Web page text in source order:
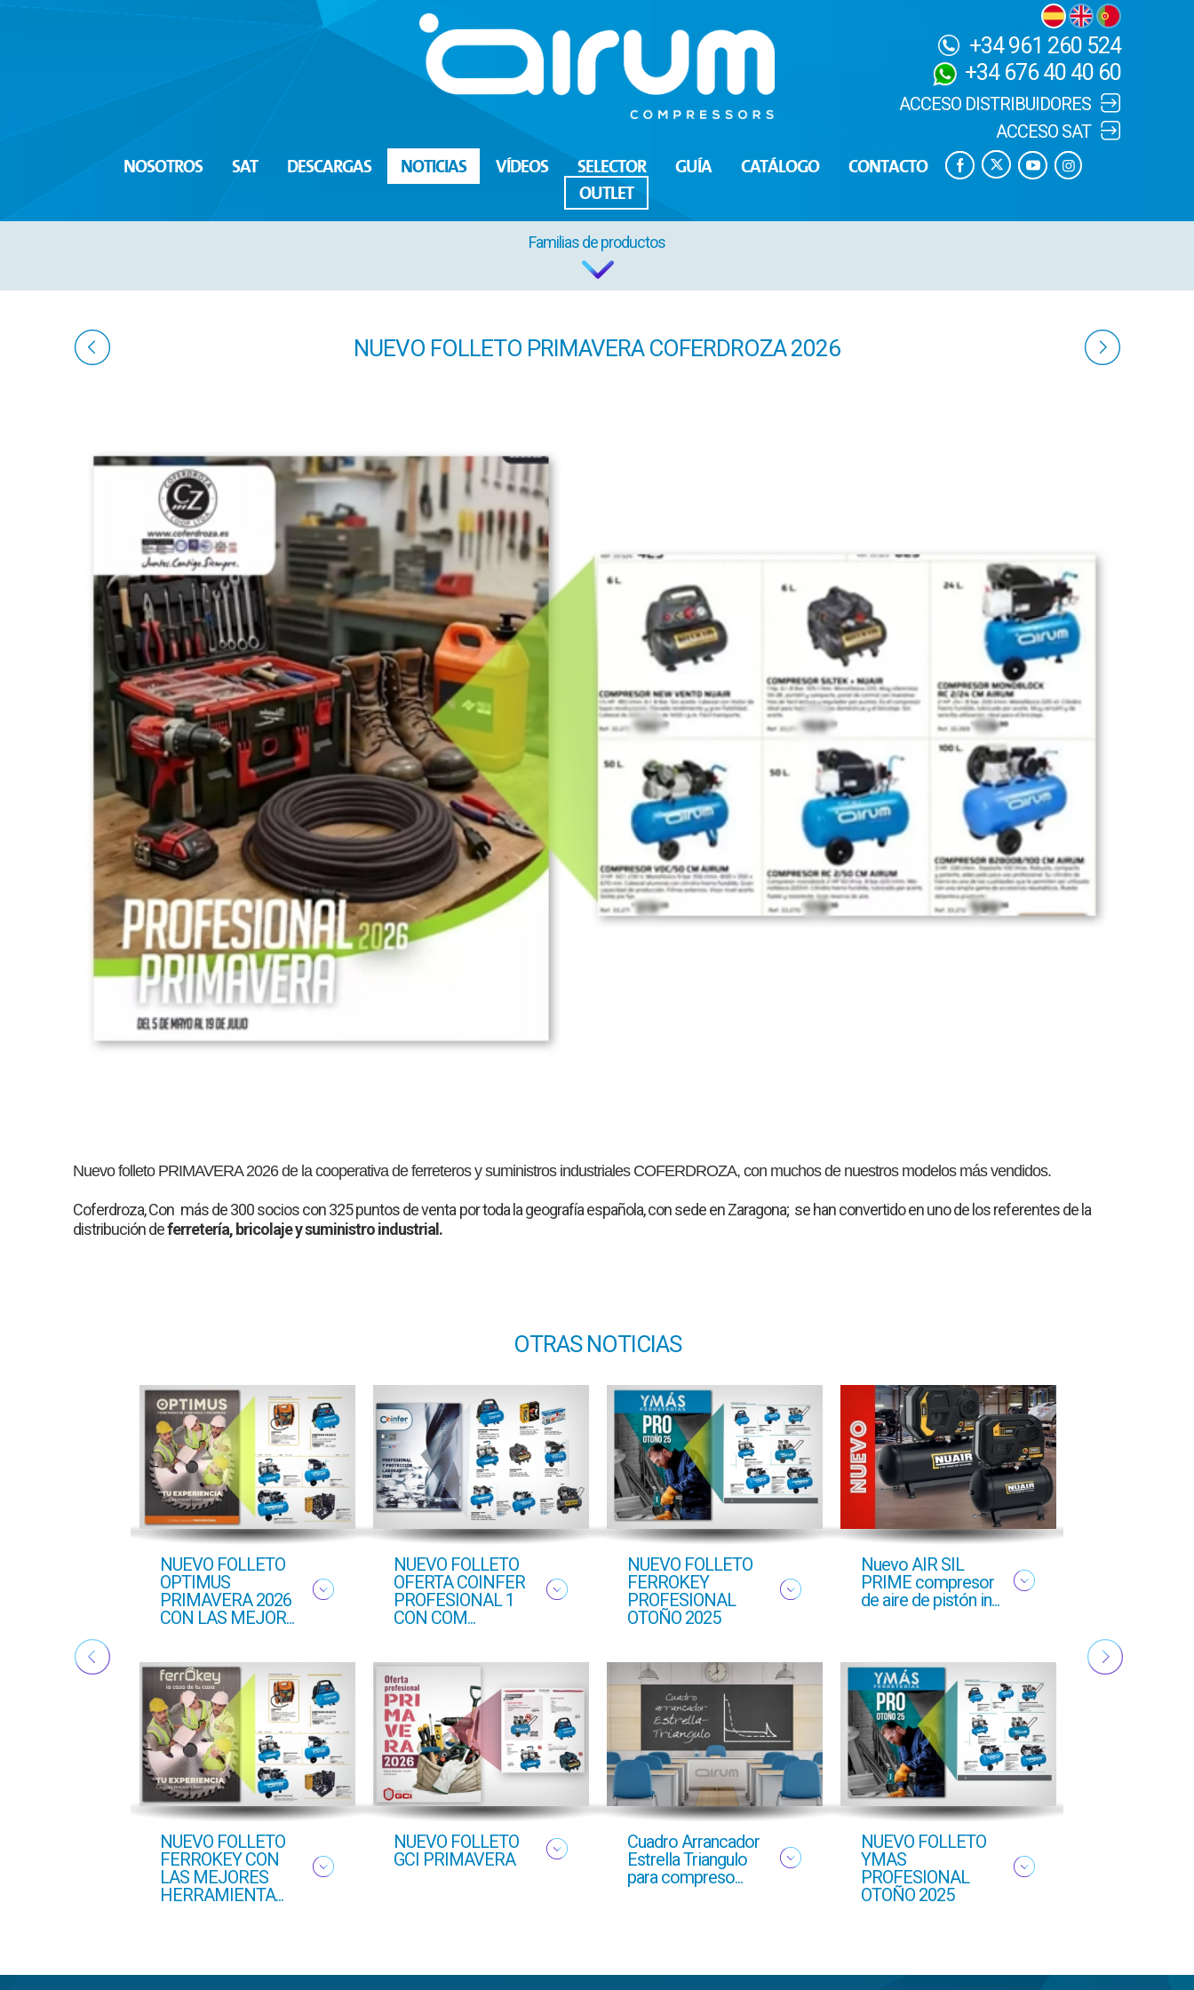
+34 961 260 524
+34 676 40 40 60
ACCESO DISTRIBUIDORES
ACCESO SAT
NOSOTROS SAT DESCARGAS NOTICIAS VÍDEOS SELECTOR GUÍA CATÁLOGO
CONTACTO
OUTLET
Familias de productos
NUEVO FOLLETO PRIMAVERA COFERDROZA 2026
Nuevo folleto PRIMAVERA 2026 de la cooperativa de ferreteros y suministros industriales COFERDROZA, con muchos de nuestros modelos más vendidos.
Coferdroza, Con más de 300 socios con 325 puntos de venta por toda la geografía española, con sede en Zaragona; se han convertido en uno de los referentes de la
distribución deferretería, bricolaje y suministro industrial.
OTRAS NOTICIAS
NUEVO FOLLETO
OPTIMUS
PRIMAVERA 2026
CON LAS MEJOR...
NUEVO FOLLETO
FERROKEY CON
LAS MEJORES
HERRAMIENTA...
NUEVO FOLLETO
OFERTA COINFER
PROFESIONAL 1
CON COM...
NUEVO FOLLETO
GCI PRIMAVERA
NUEVO FOLLETO
FERROKEY
PROFESIONAL
OTOÑO 2025
Cuadro Arrancador
Estrella Triangulo
para compreso...
Nuevo AIR SIL
PRIME compresor
de aire de pistón in...
NUEVO FOLLETO
YMAS
PROFESIONAL
OTOÑO 2025